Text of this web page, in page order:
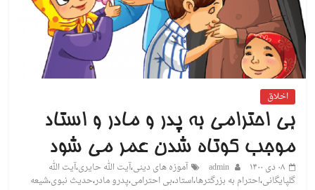
اخلاق
بی احترامی به پدر و مادر و استاد
موجب کوتاه شدن عمر می شود
۰۸ دی ۱۴۰۰ admin آموزه های دینی،آیت الله حایری،آیت الله
گلپایگانی،احترام به بزرگترها،استاد،بی احترامی،پدرو مادر،حدیث نبوی،شیعه